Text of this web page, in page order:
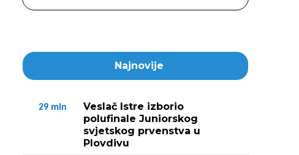
Najnovije
29 min
Veslač Istre izborio
polufinale Juniorskog
svjetskog prvenstva u
Plovdivu